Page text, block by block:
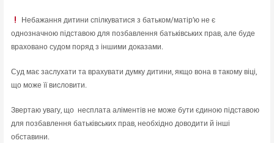
Небажання дитини спілкуватися з батьком/матір’ю не є
однозначною підставою для позбавлення батьківських прав, але буде
враховано судом поряд з іншими доказами.
Суд має заслухати та врахувати думку дитини, якщо вона в такому віці,
що може її висловити.
Звертаю увагу, що несплата аліментів не може бути єдиною підставою
для позбавлення батьківських прав, необхідно доводити й інші
обставини.